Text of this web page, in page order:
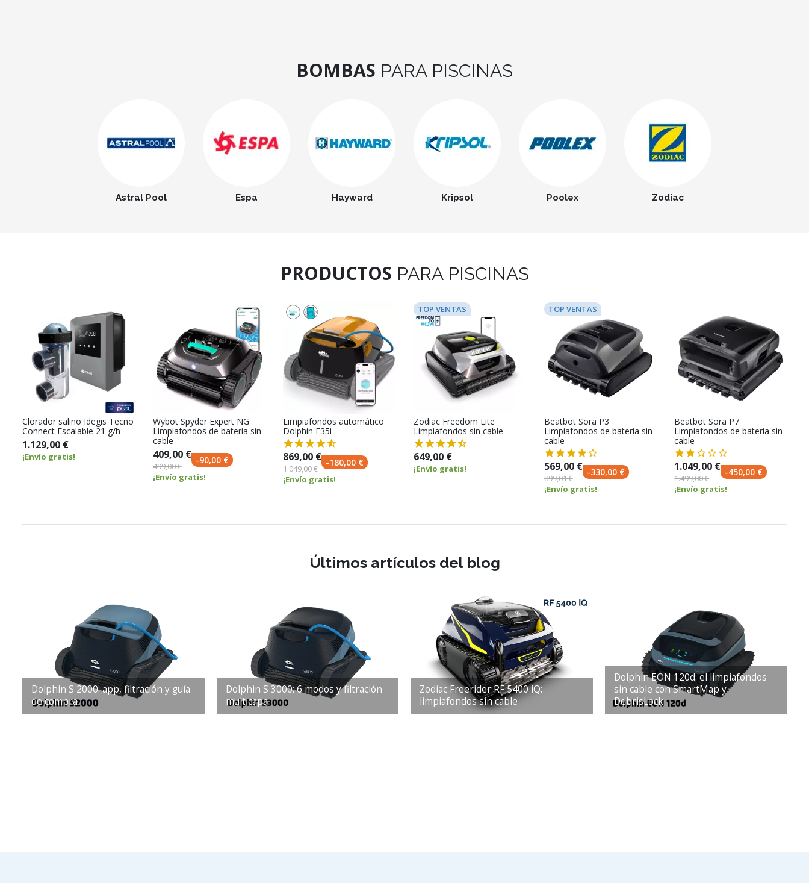
BOMBAS PARA PISCINAS
Astral Pool Espa Hayward Kripsol Poolex Zodiac
PRODUCTOS PARA PISCINAS
Clorador salino Idegis Tecno
Connect Escalable 21 g/h
1.129,00 €
¡Envío gratis!
Wybot Spyder Expert NG
Limpiafondos de batería sin
cable
409,00 €
499,00 €
-90,00 €
¡Envío gratis!
Limpiafondos automático
Dolphin E35i
869,00 €
1.049,00 €
-180,00 €
¡Envío gratis!
TOP VENTAS
Zodiac Freedom Lite
Limpiafondos sin cable
649,00 €
¡Envío gratis!
TOP VENTAS
Beatbot Sora P3
Limpiafondos de batería sin
cable
569,00 €
899,01 €
-330,00 €
¡Envío gratis!
Beatbot Sora P7
Limpiafondos de batería sin
cable
1.049,00 €
1.499,00 €
-450,00 €
¡Envío gratis!
Últimos artículos del blog
Dolphin S 2000: app, filtración y guía
de compra
Dolphin S 3000: 6 modos y filtración
multicapa
Zodiac Freerider RF 5400 iQ:
limpiafondos sin cable
Dolphin EON 120d: el limpiafondos
sin cable con SmartMap y
DebrisLock